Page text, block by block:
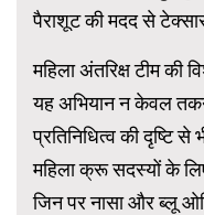
पैराशूट की मदद से
महिला अंतरिक्ष टीम की
यह अभियान न केवल
प्रतिनिधित्व की दृष्टि
महिला क्रू सदस्यों के
जिन पर नासा और ब्लू